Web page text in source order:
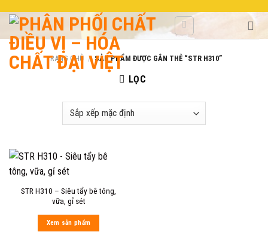
content
TRANG CHỦ / SẢN PHẨM ĐƯỢC GẮN THẺ “STR H310”
LỌC
STR H310 – Siêu tẩy bê tông,
vữa, gỉ sét
Xem sản phẩm